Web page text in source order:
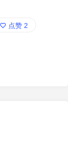
点赞 2